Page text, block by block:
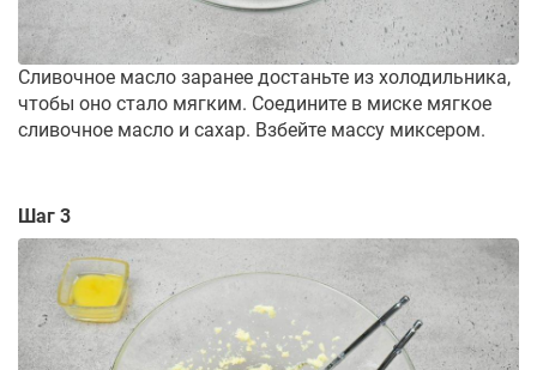
Сливочное масло заранее достаньте из холодильника,
чтобы оно стало мягким. Соедините в миске мягкое
сливочное масло и сахар. Взбейте массу миксером.
Шаг 3